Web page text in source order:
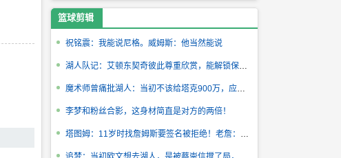
篮球剪辑
祝铭震：我能说尼格。威姆斯：他当然能说
湖人队记：艾顿东契奇彼此尊重欣赏，能解锁保罗都做不到的战术！
魔术师曾痛批湖人：当初不该给塔克900万，应该把钱给卡鲁索！
李梦和粉丝合影，这身材简直是对方的两倍！
塔图姆：11岁时找詹姆斯要签名被拒绝！老詹：这就是你隔扣我的理